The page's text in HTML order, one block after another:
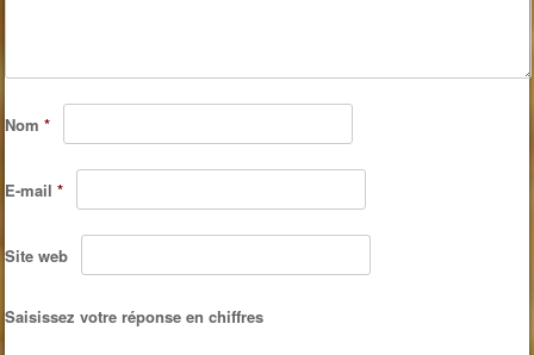
Nom*
E-mail*
Site web
Saisissez votre réponse en chiffres